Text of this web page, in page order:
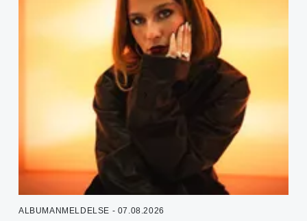
ALBUMANMELDELSE - 07.08.2026